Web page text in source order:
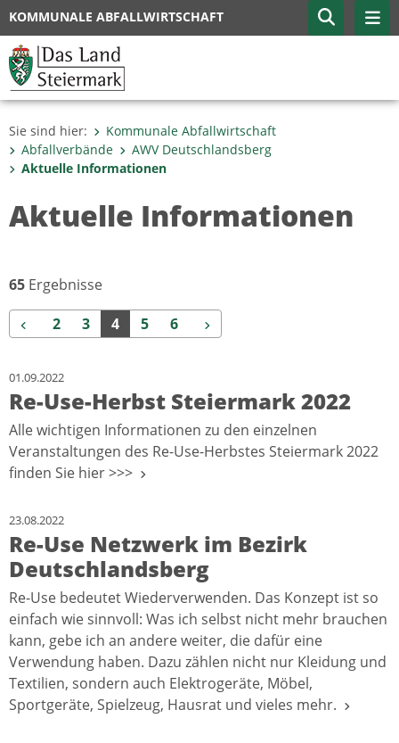
KOMMUNALE ABFALLWIRTSCHAFT
Sie sind hier:
Kommunale Abfallwirtschaft
Abfallverbände
AWV Deutschlandsberg
Aktuelle Informationen
Aktuelle Informationen
65 Ergebnisse
Zurück
2 3 4 5 6 Weiter
01.09.2022
Re-Use-Herbst Steiermark 2022
Alle wichtigen Informationen zu den einzelnen
Veranstaltungen des Re-Use-Herbstes Steiermark 2022
finden Sie hier >>>
23.08.2022
Re-Use Netzwerk im Bezirk
Deutschlandsberg
Re-Use bedeutet Wiederverwenden. Das Konzept ist so
einfach wie sinnvoll: Was ich selbst nicht mehr brauchen
kann, gebe ich an andere weiter, die dafür eine
Verwendung haben. Dazu zählen nicht nur Kleidung und
Textilien, sondern auch Elektrogeräte, Möbel,
Sportgeräte, Spielzeug, Hausrat und vieles mehr.